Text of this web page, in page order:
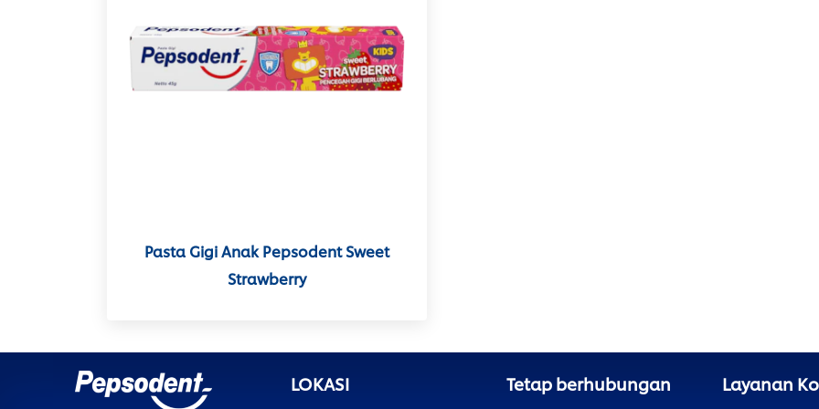
Pasta Gigi Anak Pepsodent Sweet
Strawberry
Tetap berhubungan Layanan
LOKASI